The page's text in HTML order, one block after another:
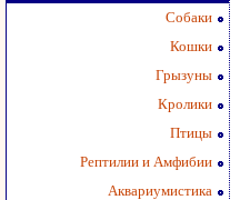
Собаки
Кошки
Грызуны
Кролики
Птицы
Рептилии и Амфибии
Аквариумистика